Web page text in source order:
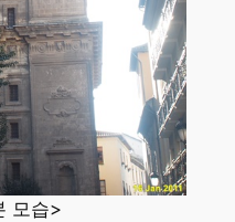
모습>